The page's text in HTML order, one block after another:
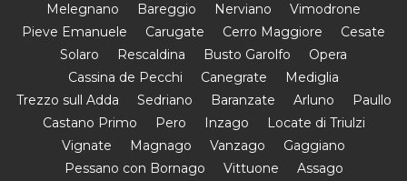
Melegnano
Bareggio Nerviano
Vimodrone
Pieve Emanuele
Carugate Cerro Maggiore
Cesate
Solaro
Rescaldina Busto Garolfo
Opera
Cassina de Pecchi
Canegrate
Mediglia
Trezzo sull Adda
Sedriano Baranzate Arluno
Paullo
Castano Primo
Pero Inzago
Locate di Triulzi
Vignate
Magnago Vanzago
Gaggiano
Pessano con Bornago
Vittuone
Assago